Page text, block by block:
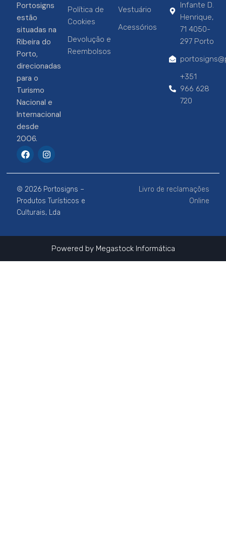
Portosigns
estão
situadas na
Ribeira do
Porto,
direcionadas
para o
Turismo
Nacional e
Internacional
desde
2006.
F
a
e
b
o
o
k
I
n
t
a
g
r
a
m
Política de
Cookies
Devolução e
Reembolsos
Vestuário
Acessórios
Infante D.
Henrique,
71 4050-
297 Porto
+351
966 628
720
© 2026 Portosigns –
Produtos Turísticos e
Culturais, Lda
Livro de reclamações
Online
Powered by Megastock Informática